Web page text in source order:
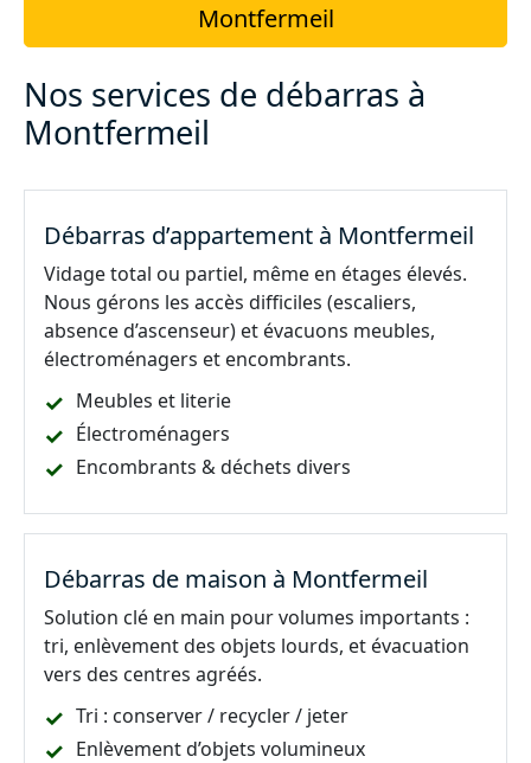
Montfermeil
Nos services de débarras à
Montfermeil
Débarras d’appartement à Montfermeil
Vidage total ou partiel, même en étages élevés.
Nous gérons les accès difficiles (escaliers,
absence d’ascenseur) et évacuons meubles,
électroménagers et encombrants.
Meubles et literie
Électroménagers
Encombrants & déchets divers
Débarras de maison à Montfermeil
Solution clé en main pour volumes importants :
tri, enlèvement des objets lourds, et évacuation
vers des centres agréés.
Tri : conserver / recycler / jeter
Enlèvement d’objets volumineux